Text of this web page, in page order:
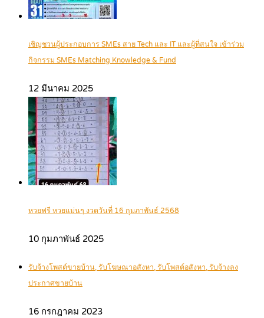
เชิญชวนผู้ประกอบการ SMEs สาย Tech และ IT และผู้ที่สนใจ เข้าร่วม
กิจกรรม SMEs Matching Knowledge & Fund
12 มีนาคม 2025
หวยฟรี หวยแม่นๆ งวดวันที่ 16 กุมภาพันธ์ 2568
10 กุมภาพันธ์ 2025
รับจ้างโพสต์ขายบ้าน, รับโฆษณาอสังหา, รับโพสต์อสังหา, รับจ้างลง
ประกาศขายบ้าน
16 กรกฎาคม 2023